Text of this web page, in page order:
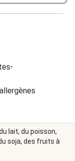
•
lait, du poisson,
soja, des fruits à